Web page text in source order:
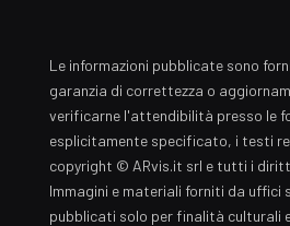
Le informazioni pubblicate sono
garanzia di correttezza o
verificarne l'attendibilità presso le
esplicitamente specificato, i testi
copyright © ARvis.it srl e tutti i
Immagini e materiali forniti da uffici
pubblicati solo per finalità culturali